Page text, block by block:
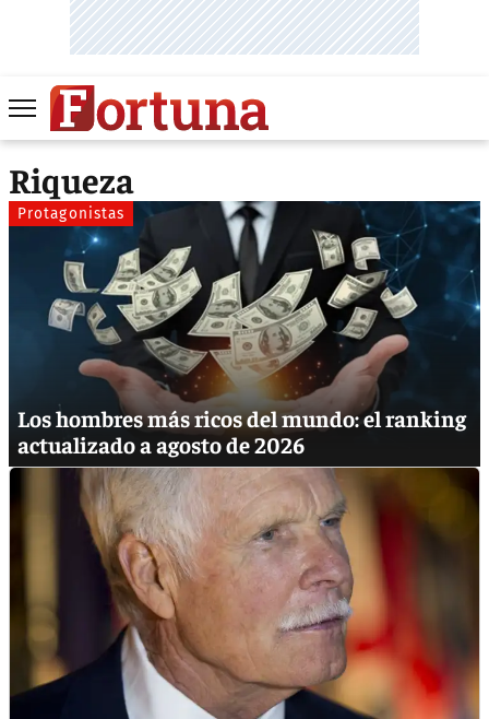
Riqueza
Protagonistas
Los hombres más ricos del mundo: el ranking
actualizado a agosto de 2026